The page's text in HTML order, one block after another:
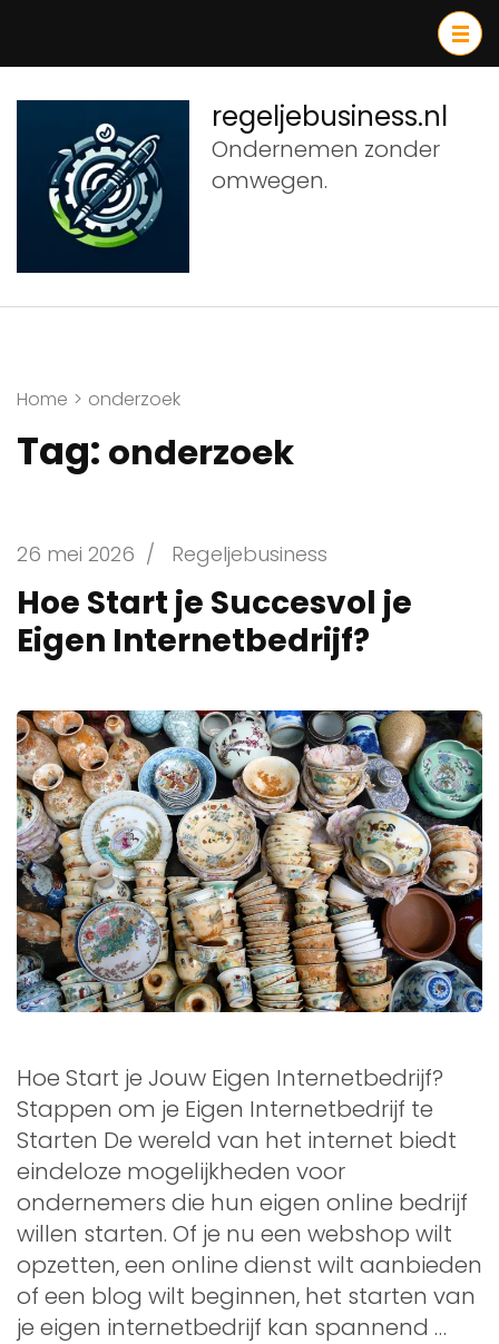
inhoud
(druk
Enter)
regeljebusiness.nl
Ondernemen zonder
omwegen.
Home > onderzoek
Tag: onderzoek
26 mei 2026 / Regeljebusiness
Hoe Start je Succesvol je
Eigen Internetbedrijf?
Hoe Start je Jouw Eigen Internetbedrijf?
Stappen om je Eigen Internetbedrijf te
Starten De wereld van het internet biedt
eindeloze mogelijkheden voor
ondernemers die hun eigen online bedrijf
willen starten. Of je nu een webshop wilt
opzetten, een online dienst wilt aanbieden
of een blog wilt beginnen, het starten van
je eigen internetbedrijf kan spannend …